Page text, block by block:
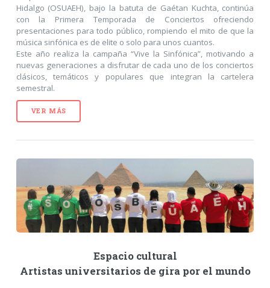
Hidalgo (OSUAEH), bajo la batuta de Gaétan Kuchta, continúa
con la Primera Temporada de Conciertos ofreciendo
presentaciones para todo público, rompiendo el mito de que la
música sinfónica es de elite o solo para unos cuantos.
Este año realiza la campaña “Vive la Sinfónica”, motivando a
nuevas generaciones a disfrutar de cada uno de los conciertos
clásicos, temáticos y populares que integran la cartelera
semestral.
VER MÁS
Espacio cultural
Artistas universitarios de gira por el mundo